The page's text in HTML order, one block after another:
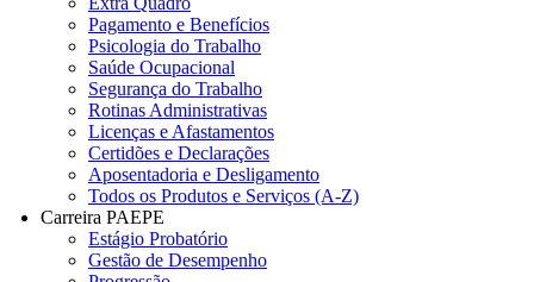
Pagamento e Benefícios
Psicologia do Trabalho
Saúde Ocupacional
Segurança do Trabalho
Rotinas Administrativas
Licenças e Afastamentos
Certidões e Declarações
Aposentadoria e Desligamento
Todos os Produtos e Serviços (A-Z)
Carreira PAEPE
Estágio Probatório
Gestão de Desempenho